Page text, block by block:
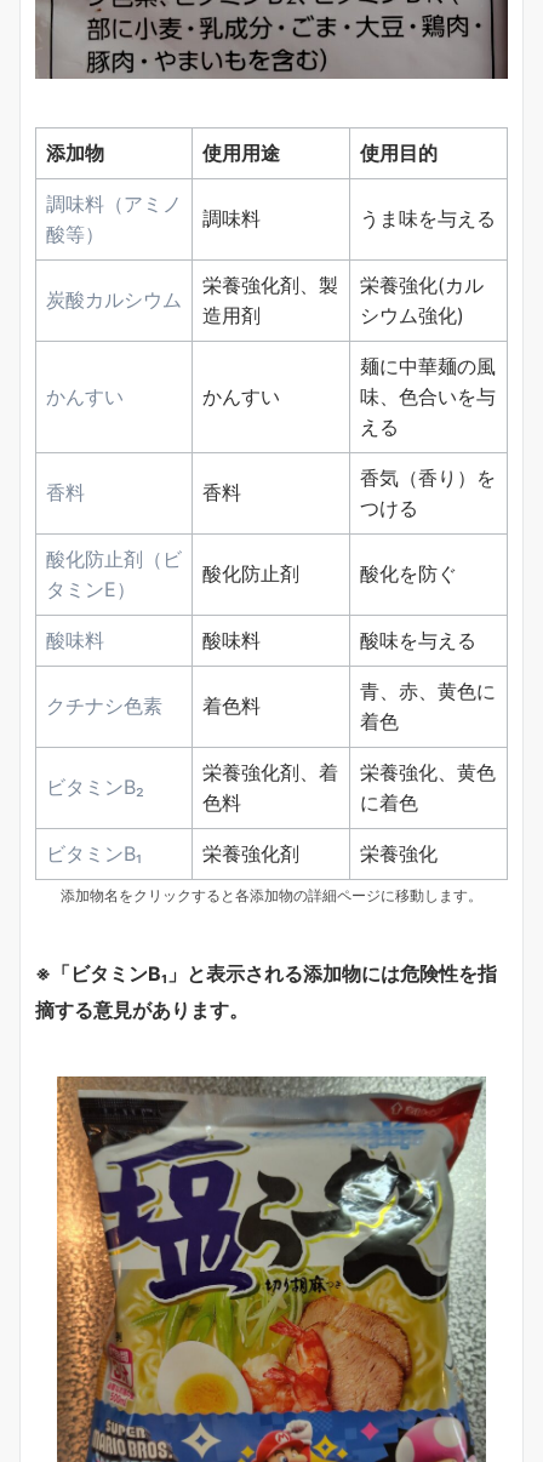
添加物 使用用途 使用目的
調味料（アミノ
酸等）
調味料 うま味を与える
炭酸カルシウム
栄養強化剤、製
造用剤
栄養強化(カル
シウム強化)
かんすい かんすい
麺に中華麺の風
味、色合いを与
える
香料 香料
香気（香り）を
つける
酸化防止剤（ビ
タミンE）
酸化防止剤 酸化を防ぐ
酸味料 酸味料 酸味を与える
クチナシ色素 着色料
青、赤、黄色に
着色
ビタミンB₂
栄養強化剤、着
色料
栄養強化、黄色
に着色
ビタミンB₁ 栄養強化剤 栄養強化
添加物名をクリックすると各添加物の詳細ページに移動します。
※「ビタミンB₁」と表示される添加物には危険性を指
摘する意見があります。